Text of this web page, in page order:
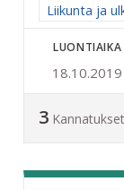
Rajaa
Liikunta ja
LUONTIAIKA
18.10.2019
3 Kannatukset